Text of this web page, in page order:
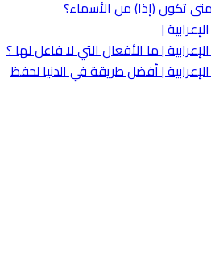
متى تكون (إذا) من الأسماء؟
الإعرابية | أفضل طريقة في الدنيا لحفظ